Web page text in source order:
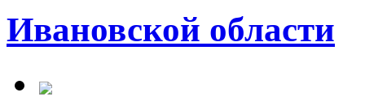
Ивановской области